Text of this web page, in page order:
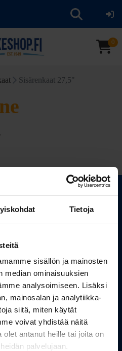
Tietoja
sisällön ja mainosten
median ominaisuuksien
analysoimiseen. Lisäksi
mainosalan ja analytiikka-
siitä, miten käytät
voivat yhdistää näitä
olet antanut heille tai joita on
palvelujaan.
0
Sisärenkaat 27,5"